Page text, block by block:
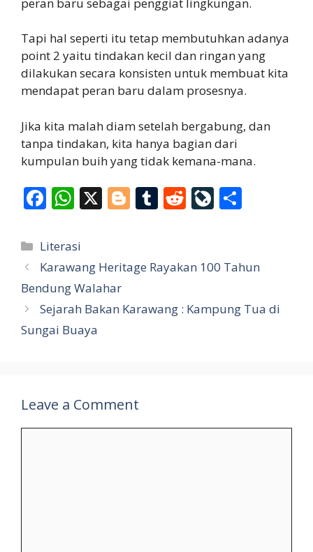
Tapi hal seperti itu tetap membutuhkan adanya
point 2 yaitu tindakan kecil dan ringan yang
dilakukan secara konsisten untuk membuat kita
mendapat peran baru dalam prosesnya.
Jika kita malah diam setelah bergabung, dan
tanpa tindakan, kita hanya bagian dari
kumpulan buih yang tidak kemana-mana.
F
e
b
o
o
k
W
at
s
A
p
p
X Bl
g
T
bl
R
di
Li
o
r
e
Categories
Literasi
Karawang Heritage Rayakan 100 Tahun
Bendung Walahar
Sejarah Bakan Karawang : Kampung Tua di
Sungai Buaya
Leave a Comment